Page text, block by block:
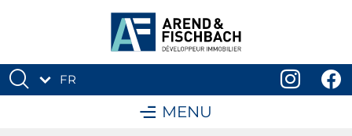
FR
MENU